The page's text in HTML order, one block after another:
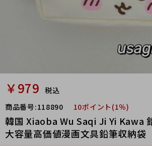
￥979 税込
商品番号:118890 10ポイント(1％)
韓国 Xiaoba Wu Saqi Ji Yi Kawa
大容量高価値漫画文具鉛筆収納袋